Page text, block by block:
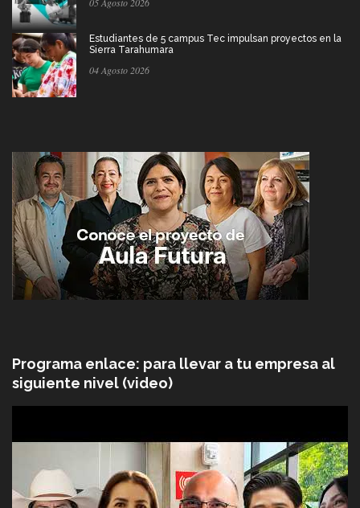
Estudiantes de 5 campus Tec impulsan proyectos en la
Sierra Tarahumara
04 Agosto 2026
Programa enlace: para llevar a tu empresa al
siguiente nivel (video)